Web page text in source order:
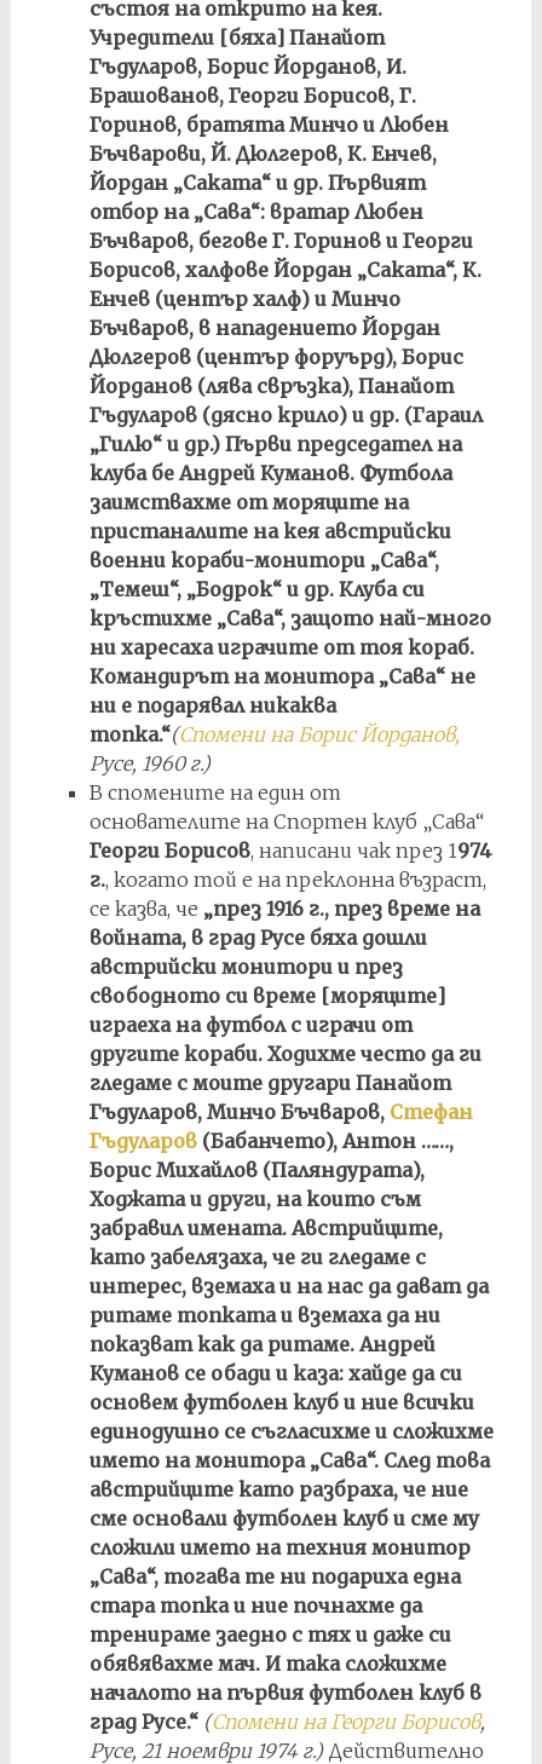
състоя на открито на кея.
Учредители [бяха] Панайот
Гъдуларов, Борис Йорданов, И.
Брашованов, Георги Борисов, Г.
Горинов, братята Минчо и Любен
Бъчварови, Й. Дюлгеров, К. Енчев,
Йордан „Саката“ и др. Първият
отбор на „Сава“: вратар Любен
Бъчваров, бегове Г. Горинов и Георги
Борисов, халфове Йордан „Саката“, К.
Енчев (център халф) и Минчо
Бъчваров, в нападението Йордан
Дюлгеров (център форуърд), Борис
Йорданов (лява свръзка), Панайот
Гъдуларов (дясно крило) и др. (Гараил
„Гилю“ и др.) Първи председател на
клуба бе Андрей Куманов. Футбола
заимствахме от моряците на
пристаналите на кея австрийски
военни кораби-монитори „Сава“,
„Темеш“, „Бодрок“ и др. Клуба си
кръстихме „Сава“, защото най-много
ни харесаха играчите от тоя кораб.
Командирът на монитора „Сава“ не
ни е подарявал никаква
топка.“(Спомени на Борис Йорданов,
Русе, 1960 г.)
В спомените на един от
основателите на Спортен клуб „Сава“
Георги Борисов, написани чак през 1974
г., когато той е на преклонна възраст,
се казва, че „през 1916 г., през време на
войната, в град Русе бяха дошли
австрийски монитори и през
свободното си време [моряците]
играеха на футбол с играчи от
другите кораби. Ходихме често да ги
гледаме с моите другари Панайот
Гъдуларов, Минчо Бъчваров, Стефан
Гъдуларов(Бабанчето), Антон ……,
Борис Михайлов (Паляндурата),
Ходжата и други, на които съм
забравил имената. Австрийците,
като забелязаха, че ги гледаме с
интерес, вземаха и на нас да дават да
ритаме топката и вземаха да ни
показват как да ритаме. Андрей
Куманов се обади и каза: хайде да си
основем футболен клуб и ние всички
единодушно се съгласихме и сложихме
името на монитора „Сава“. След това
австрийците като разбраха, че ние
сме основали футболен клуб и сме му
сложили името на техния монитор
„Сава“, тогава те ни подариха една
стара топка и ние почнахме да
тренираме заедно с тях и даже си
обявявахме мач. И така сложихме
началото на първия футболен клуб в
град Русе.“ (Спомени на Георги Борисов,
Русе, 21 ноември 1974 г.)Действително